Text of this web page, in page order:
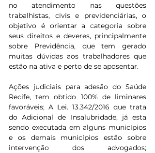
no atendimento nas questões
trabalhistas, civis e previdenciárias, o
objetivo é orientar a categoria sobre
seus direitos e deveres, principalmente
sobre Previdência, que tem gerado
muitas dúvidas aos trabalhadores que
estão na ativa e perto de se aposentar.
Ações judiciais para adesão do Saúde
Recife, tem obtido 100% de liminares
favoráveis; A Lei. 13.342/2016 que trata
do Adicional de Insalubridade, já esta
sendo executada em alguns municípios
e os demais municípios estão sobre
intervenção dos advogados;